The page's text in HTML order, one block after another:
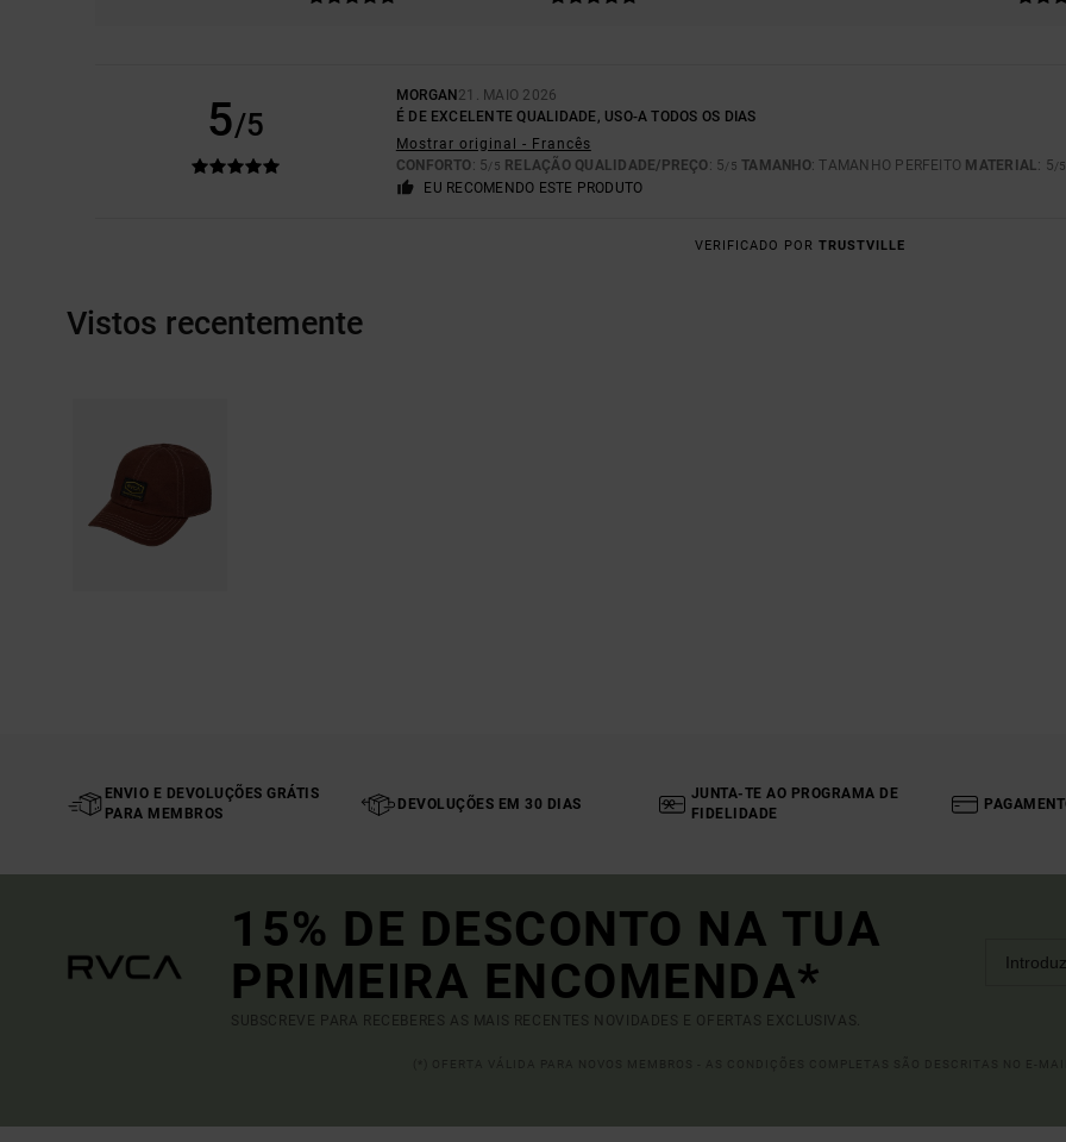
5/5
MORGAN 21. MAIO 2026
É DE EXCELENTE QUALIDADE, USO-A TODOS OS DIAS
Mostrar original - Francês
CONFORTO: 5/5 RELAÇÃO QUALIDADE/PREÇO: 5/5 TAMANHO: TAMANHO PERFEITO MATERIAL: 5/5
EU RECOMENDO ESTE PRODUTO
VERIFICADO POR TRUSTVILLE
Vistos recentemente
ENVIO E DEVOLUÇÕES GRÁTIS
PARA MEMBROS
DEVOLUÇÕES EM 30 DIAS
JUNTA-TE AO PROGRAMA DE
FIDELIDADE
15% DE DESCONTO NA TUA
PRIMEIRA ENCOMENDA*
SUBSCREVE PARA RECEBERES AS MAIS RECENTES NOVIDADES E OFERTAS EXCLUSIVAS.